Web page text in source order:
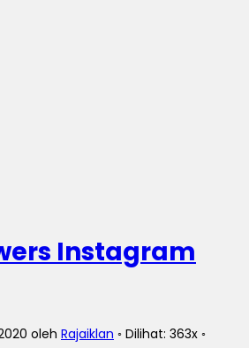
Instagram
oleh Rajaiklan ◦ Dilihat: 363x ◦